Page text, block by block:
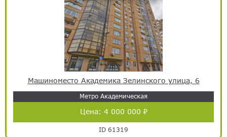
Машиноместо Академика Зелинского улица, 6
Метро Академическая
Цена: 4 000 000 ₽
ID 61319